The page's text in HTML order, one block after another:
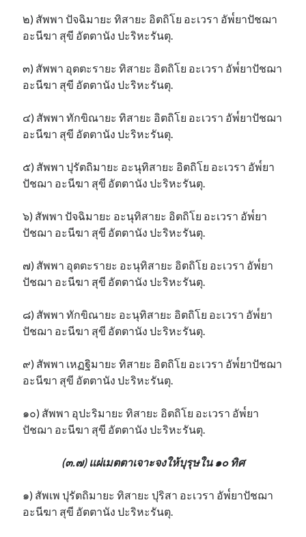
๒) สัพพา ปัจฉิมายะ ทิสายะ อิตถิโย อะเวรา อัพ๎ยาปัชฌา
อะนีฆา สุขี อัตตานัง ปะริหะรันตุ.
๓) สัพพา อุตตะรายะ ทิสายะ อิตถิโย อะเวรา อัพ๎ยาปัชฌา
อะนีฆา สุขี อัตตานัง ปะริหะรันตุ.
๔) สัพพา ทักขิณายะ ทิสายะ อิตถิโย อะเวรา อัพ๎ยาปัชฌา
อะนีฆา สุขี อัตตานัง ปะริหะรันตุ.
๕) สัพพา ปุรัตถิมายะ อะนุทิสายะ อิตถิโย อะเวรา อัพ๎ยา
ปัชฌา อะนีฆา สุขี อัตตานัง ปะริหะรันตุ.
๖) สัพพา ปัจฉิมายะ อะนุทิสายะ อิตถิโย อะเวรา อัพ๎ยา
ปัชฌา อะนีฆา สุขี อัตตานัง ปะริหะรันตุ.
๗) สัพพา อุตตะรายะ อะนุทิสายะ อิตถิโย อะเวรา อัพ๎ยา
ปัชฌา อะนีฆา สุขี อัตตานัง ปะริหะรันตุ.
๘) สัพพา ทักขิณายะ อะนุทิสายะ อิตถิโย อะเวรา อัพ๎ยา
ปัชฌา อะนีฆา สุขี อัตตานัง ปะริหะรันตุ.
๙) สัพพา เหฏฐิมายะ ทิสายะ อิตถิโย อะเวรา อัพ๎ยาปัชฌา
อะนีฆา สุขี อัตตานัง ปะริหะรันตุ.
๑๐) สัพพา อุปะริมายะ ทิสายะ อิตถิโย อะเวรา อัพ๎ยา
ปัชฌา อะนีฆา สุขี อัตตานัง ปะริหะรันตุ.
(๓.๗) แผ่เมตตาเจาะจงให้บุรุษใน ๑๐ ทิศ
๑) สัพเพ ปุรัตถิมายะ ทิสายะ ปุริสา อะเวรา อัพ๎ยาปัชฌา
อะนีฆา สุขี อัตตานัง ปะริหะรันตุ.